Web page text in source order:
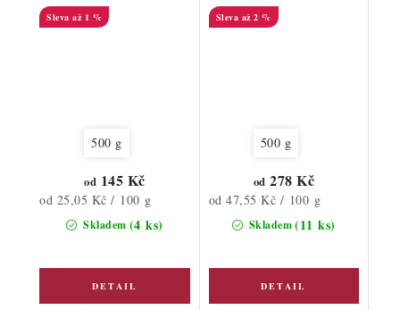
až 1 %
500 g
Skladem (4 ks)
od 145 Kč
Měrná
od 25,05 Kč / 100 g
až 2 %
500 g
Skladem(11 ks)
od 278 Kč
Měrná
cena:
od 47,55 Kč / 100 g